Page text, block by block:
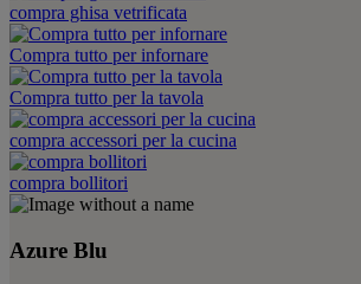
compra ghisa vetrificata
Compra tutto per infornare
Compra tutto per la tavola
compra accessori per la cucina
compra bollitori
Azure Blu